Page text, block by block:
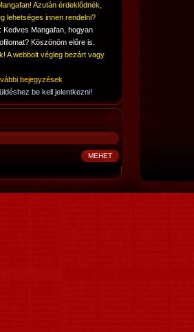
Azután érdeklődnék,
lehetséges innen rendelni?
Kedves Mangafan, hogyan
Köszönöm előre is.
A webbolt végleg bezárt vagy
bejegyzések
be kell jelentkezni!